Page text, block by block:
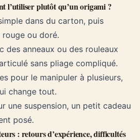
l’utiliser plutôt qu’un origami ?
dans du carton, puis
ou doré.
des anneaux ou des rouleaux
sans pliage compliqué.
pour le manipuler à plusieurs,
change tout.
une suspension, un petit cadeau
posé.
: retours d’expérience, difficultés